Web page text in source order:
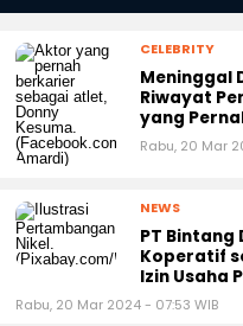
CELEBRITY
Meninggal
Riwayat
yang
Rabu, 20 Mar
NEWS
PT Bintang
Koperatif
Izin Usaha
Rabu, 20 Mar 2024 - 07:53 WIB